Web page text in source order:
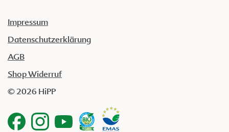
Impressum
Datenschutzerklärung
AGB
Shop Widerruf
© 2026 HiPP